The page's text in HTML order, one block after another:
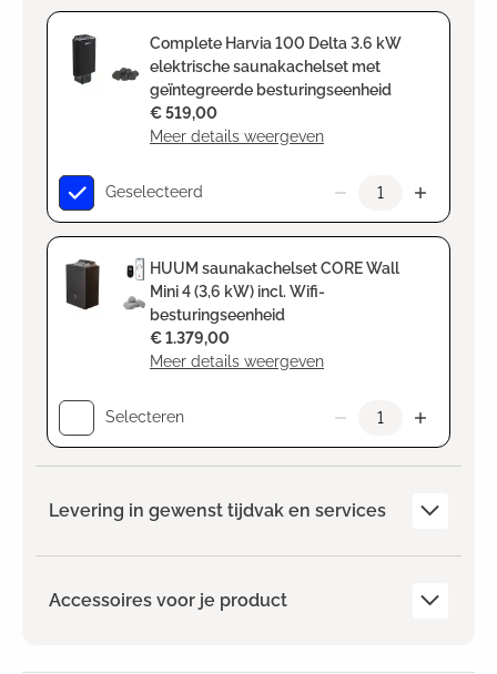
Complete Harvia 100 Delta 3.6 kW
elektrische saunakachelset met
geïntegreerde besturingseenheid
Meer details weergeven
€ 519,00
Geselecteerd
HUUM saunakachelset CORE Wall
Mini 4 (3,6 kW) incl. Wifi-
besturingseenheid
Meer details weergeven
€ 1.379,00
Selecteren
Levering in gewenst tijdvak en services
Accessoires voor je product